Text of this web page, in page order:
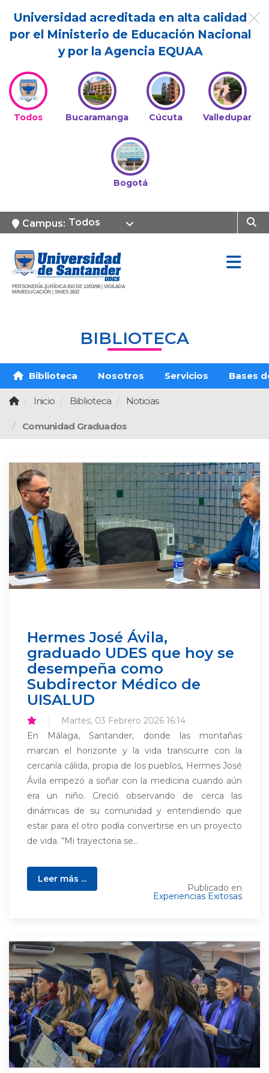
Universidad acreditada en alta calidad
por el Ministerio de Educación Nacional
y por la Agencia EQUAA
Todos Bucaramanga Cúcuta Valledupar
Bogotá
Campus: Todos
PERSONERÍA JURÍDICA 810 DE 12/03/96 | VIGILADA
MINIEDUCACIÓN | SNIES 2832
BIBLIOTECA
Biblioteca Nosotros Servicios Bases
Inicio Biblioteca Noticias
Comunidad Graduados
Hermes José Ávila,
graduado UDES que hoy se
desempeña como
Subdirector Médico de
UISALUD
Martes, 03 Febrero 2026 16:14
En Málaga, Santander, donde las montañas
marcan el horizonte y la vida transcurre con la
cercanía cálida, propia de los pueblos, Hermes José
Ávila empezó a soñar con la medicina cuando aún
era un niño. Creció observando de cerca las
dinámicas de su comunidad y entendiendo que
estar para el otro podía convertirse en un proyecto
de vida. “Mi trayectoria se...
Leer más ...
Publicado en
Experiencias Exitosas